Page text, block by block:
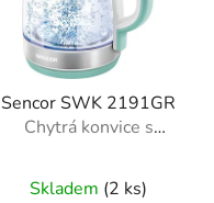
Sencor SWK 2191GR
Chytrá konvice s
Skladem (2 ks)